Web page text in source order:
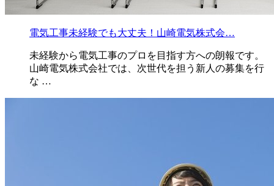
電気工事未経験でも大丈夫！山崎電気株式会…
未経験から電気工事のプロを目指す方への朗報です。
山崎電気株式会社では、次世代を担う新人の募集を行
な …